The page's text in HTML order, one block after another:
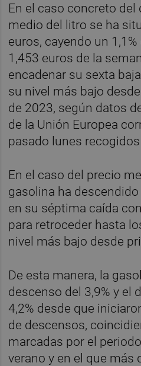
En el caso concreto del
medio del litro se ha
euros, cayendo un
1,453 euros de la
encadenar su sexta
su nivel más bajo
de 2023, según datos
de la Unión Europea
pasado lunes
En el caso del precio
gasolina ha
en su séptima caída
para retroceder hasta
nivel más bajo desde
De esta manera, la
descenso del 3,9% y el
4,2% desde que
de descensos,
marcadas por el
verano y en el que